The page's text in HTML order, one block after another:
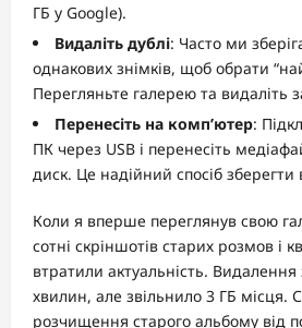
ГБ у Google).
Видаліть дублі: Часто ми
однакових знімків, щоб обрати
Перегляньте галерею та видаліть
Перенесіть на комп’ютер:
ПК через USB і перенесіть
диск. Це надійний спосіб
Коли я вперше переглянув свою
сотні скріншотів старих розмов і
втратили актуальність.
хвилин, але звільнило 3 ГБ місця.
розчищення старого альбому від